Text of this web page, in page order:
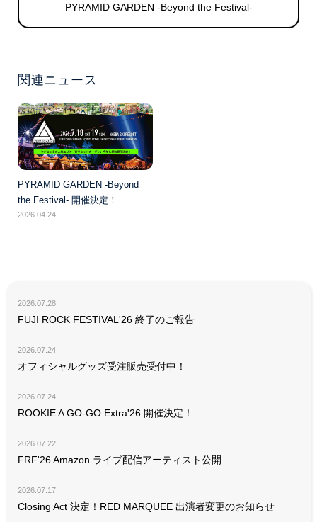
PYRAMID GARDEN -Beyond the Festival-
関連ニュース
PYRAMID GARDEN -Beyond
the Festival- 開催決定！
2026.04.24
2026.07.28
FUJI ROCK FESTIVAL'26 終了のご報告
2026.07.24
オフィシャルグッズ受注販売受付中！
2026.07.24
ROOKIE A GO-GO Extra'26 開催決定！
2026.07.22
FRF'26 Amazon ライブ配信アーティスト公開
2026.07.17
Closing Act 決定！RED MARQUEE 出演者変更のお知らせ